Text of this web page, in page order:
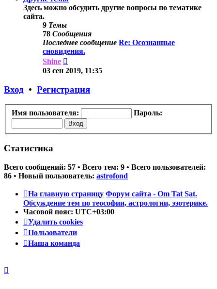
Здесь можно обсудить другие вопросы по тематике
сайта.
9 Темы
78 Сообщения
Последнее сообщение Re: Осознанные
сновидения.
Shine
к
03 сен 2019, 11:35
Вход • Регистрация
Имя пользователя: Пароль:
Статистика
Всего сообщений: 57 • Всего тем: 9 • Всего пользователей:
86 • Новый пользователь: astrofond
На главную страницу Форум сайта - Om Tat Sat.
Обсуждение тем по теософии, астрологии, эзотерике.
Часовой пояс: UTC+03:00
Удалить cookies
Пользователи
Наша команда